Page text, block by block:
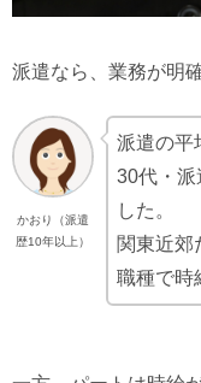
派遣なら、業務が明
かおり（派遣
歴10年以上）
派遣の平
30代・
した。
関東近郊
職種で時